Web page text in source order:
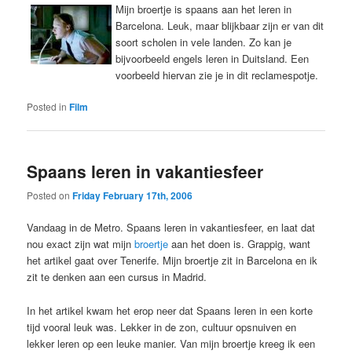
Mijn broertje is spaans aan het leren in
Barcelona. Leuk, maar blijkbaar zijn er van dit
soort scholen in vele landen. Zo kan je
bijvoorbeeld engels leren in Duitsland. Een
voorbeeld hiervan zie je in dit reclamespotje.
Posted in Film
Spaans leren in vakantiesfeer
Posted onFriday February 17th, 2006
Vandaag in de Metro. Spaans leren in vakantiesfeer, en laat dat
nou exact zijn wat mijnbroertje aan het doen is. Grappig, want
het artikel gaat over Tenerife. Mijn broertje zit in Barcelona en ik
zit te denken aan een cursus in Madrid.
In het artikel kwam het erop neer dat Spaans leren in een korte
tijd vooral leuk was. Lekker in de zon, cultuur opsnuiven en
lekker leren op een leuke manier. Van mijn broertje kreeg ik een